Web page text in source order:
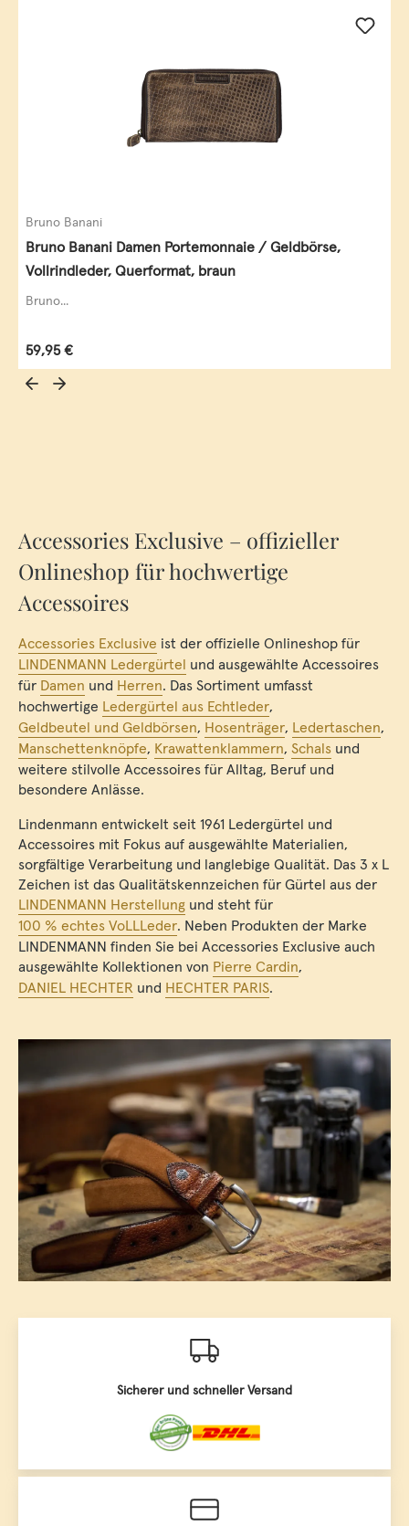
Bruno Banani
Bruno Banani Damen Portemonnaie / Geldbörse,
Vollrindleder, Querformat, braun
Bruno...
Regulärer Preis:
59,95 €
Accessories Exclusive – offizieller
Onlineshop für hochwertige
Accessoires
Accessories Exclusive ist der offizielle Onlineshop für
LINDENMANN Ledergürtel und ausgewählte Accessoires
für Damen und Herren. Das Sortiment umfasst
hochwertige Ledergürtel aus Echtleder,
Geldbeutel und Geldbörsen, Hosenträger, Ledertaschen,
Manschettenknöpfe, Krawattenklammern, Schals und
weitere stilvolle Accessoires für Alltag, Beruf und
besondere Anlässe.
Lindenmann entwickelt seit 1961 Ledergürtel und
Accessoires mit Fokus auf ausgewählte Materialien,
sorgfältige Verarbeitung und langlebige Qualität. Das 3 x L
Zeichen ist das Qualitätskennzeichen für Gürtel aus der
LINDENMANN Herstellung und steht für
100 % echtes VoLLLeder. Neben Produkten der Marke
LINDENMANN finden Sie bei Accessories Exclusive auch
ausgewählte Kollektionen von Pierre Cardin,
DANIEL HECHTER und HECHTER PARIS.
Sicherer und schneller Versand